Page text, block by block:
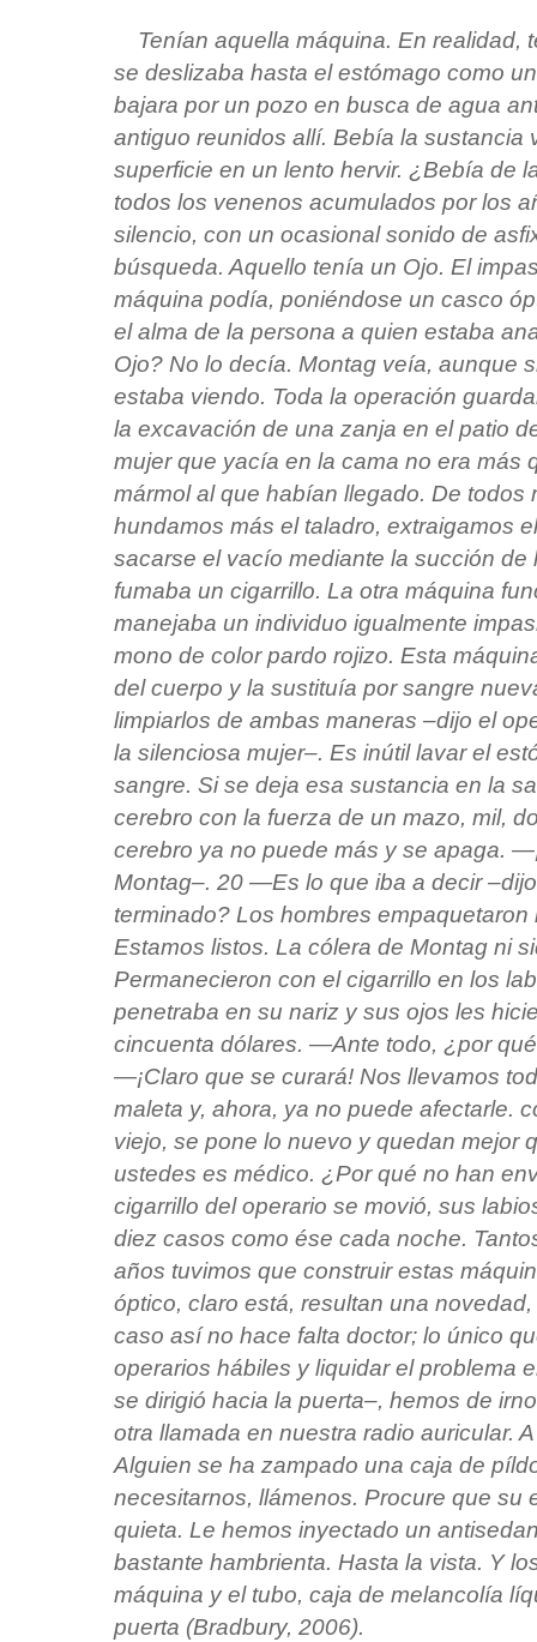
Tenían aquella máquina. En realidad,
se deslizaba hasta el estómago como
bajara por un pozo en busca de agua
antiguo reunidos allí. Bebía la sustancia
superficie en un lento hervir. ¿Bebía de
todos los venenos acumulados por los
silencio, con un ocasional sonido de
búsqueda. Aquello tenía un Ojo. El
máquina podía, poniéndose un casco
el alma de la persona a quien estaba
Ojo? No lo decía. Montag veía, aunque
estaba viendo. Toda la operación
la excavación de una zanja en el patio
mujer que yacía en la cama no era más
mármol al que habían llegado. De todos
hundamos más el taladro, extraigamos
sacarse el vacío mediante la succión de
fumaba un cigarrillo. La otra máquina
manejaba un individuo igualmente
mono de color pardo rojizo. Esta
del cuerpo y la sustituía por sangre
limpiarlos de ambas maneras –dijo el
la silenciosa mujer–. Es inútil lavar el
sangre. Si se deja esa sustancia en la
cerebro con la fuerza de un mazo, mil,
cerebro ya no puede más y se apaga.
Montag–. 20 —Es lo que iba a decir
terminado? Los hombres
Estamos listos. La cólera de Montag ni
Permanecieron con el cigarrillo en los
penetraba en su nariz y sus ojos les
cincuenta dólares. —Ante todo, ¿por
—¡Claro que se curará! Nos llevamos
maleta y, ahora, ya no puede afectarle.
viejo, se pone lo nuevo y quedan mejor
ustedes es médico. ¿Por qué no han
cigarrillo del operario se movió, sus
diez casos como ése cada noche.
años tuvimos que construir estas
óptico, claro está, resultan una
caso así no hace falta doctor; lo único
operarios hábiles y liquidar el problema
se dirigió hacia la puerta–, hemos de
otra llamada en nuestra radio auricular.
Alguien se ha zampado una caja de
necesitarnos, llámenos. Procure que su
quieta. Le hemos inyectado un
bastante hambrienta. Hasta la vista. Y
máquina y el tubo, caja de melancolía
puerta (Bradbury, 2006).